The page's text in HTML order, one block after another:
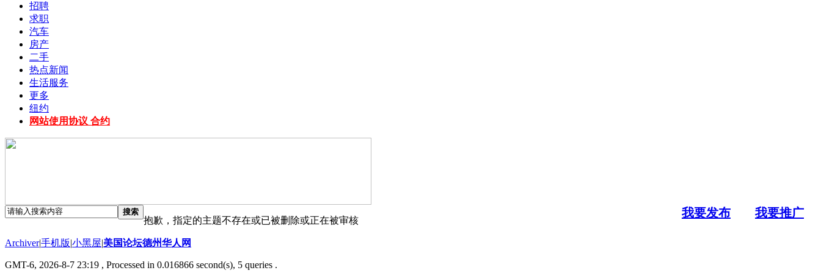
招聘
求职
汽车
房产
二手
热点新闻
生活服务
更多
纽约
网站使用协议 合约
搜索 我要发布 我要推广
抱歉，指定的主题不存在或已被删除或正在被审核
Archiver|手机版|小黑屋|美国论坛德州华人网
GMT-6, 2026-8-7 23:19 , Processed in 0.016866 second(s), 5 queries .